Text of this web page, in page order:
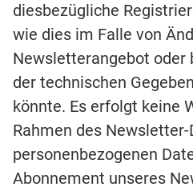
diesbezügliche
wie dies im Falle von
Newsletterangebot oder
der technischen
könnte. Es erfolgt keine
Rahmen des
personenbezogenen
Abonnement unseres